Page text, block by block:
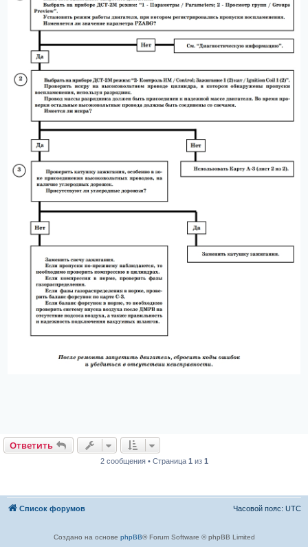
Ответить
2 сообщения • Страница 1 из 1
Список форумов Часовой пояс: UTC
Создано на основе phpBB® Forum Software © phpBB Limited